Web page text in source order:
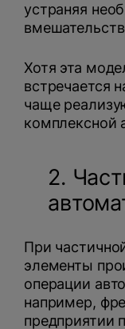
устраняя
Хотя эта
встречается
чаще
комплексной
2.
При
элементы
операции
например,
предприятии